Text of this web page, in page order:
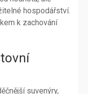
hospodářství.
k zachování
suvenýry,